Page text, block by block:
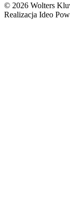
© 2026 Wolters
Realizacja Ideo